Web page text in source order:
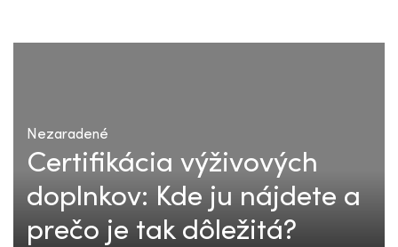
Nezaradené
Certifikácia výživových
doplnkov: Kde ju nájdete a
prečo je tak dôležitá?